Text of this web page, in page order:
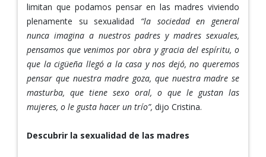
limitan que podamos pensar en las madres viviendo
plenamente su sexualidad “la sociedad en general
nunca imagina a nuestros padres y madres sexuales,
pensamos que venimos por obra y gracia del espíritu, o
que la cigüeña llegó a la casa y nos dejó, no queremos
pensar que nuestra madre goza, que nuestra madre se
masturba, que tiene sexo oral, o que le gustan las
mujeres, o le gusta hacer un trío”, dijo Cristina.
Descubrir la sexualidad de las madres